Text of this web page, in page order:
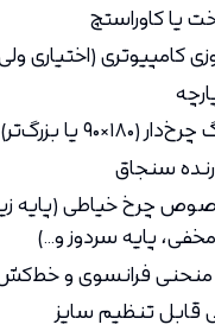
یا کاوراستچ
کامپیوتری (اختیاری
یا بزرگ‌تر)
سنجاق
چرخ خیاطی (پایه
پایه سردوز و...)
فرانسوی و خط‌کش
قابل تنظیم سایز